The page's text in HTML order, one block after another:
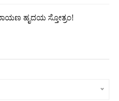
ಹೃದಯ ಸ್ತೋತ್ರಂ!